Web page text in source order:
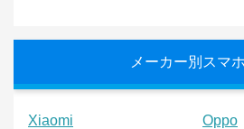
メーカー別スマ
Xiaomi
Oppo